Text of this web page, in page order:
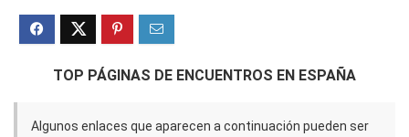
TOP PÁGINAS DE ENCUENTROS EN ESPAÑA
Algunos enlaces que aparecen a continuación pueden ser